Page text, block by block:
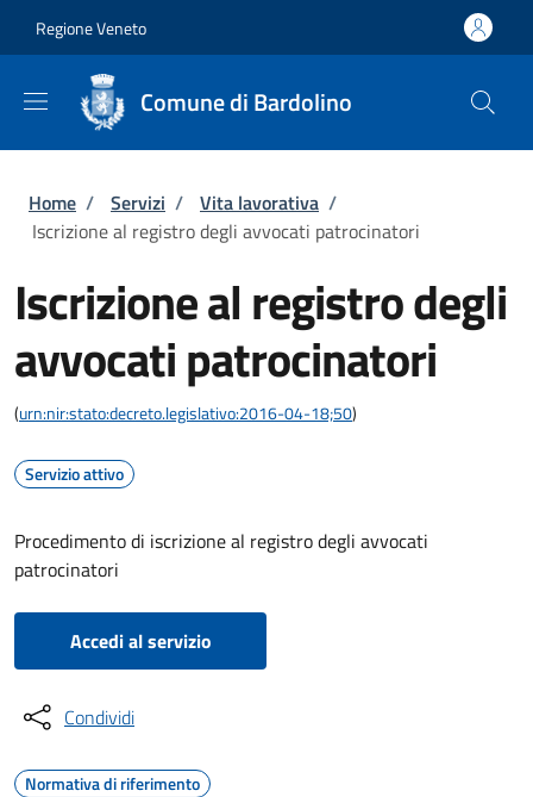
Regione Veneto
Comune di Bardolino
Briciole di pane
Home / Servizi / Vita lavorativa /
Iscrizione al registro degli avvocati patrocinatori
Iscrizione al registro degli
avvocati patrocinatori
(urn:nir:stato:decreto.legislativo:2016-04-18;50)
Servizio attivo
Procedimento di iscrizione al registro degli avvocati
patrocinatori
Accedi al servizio
Condividi
Normativa di riferimento